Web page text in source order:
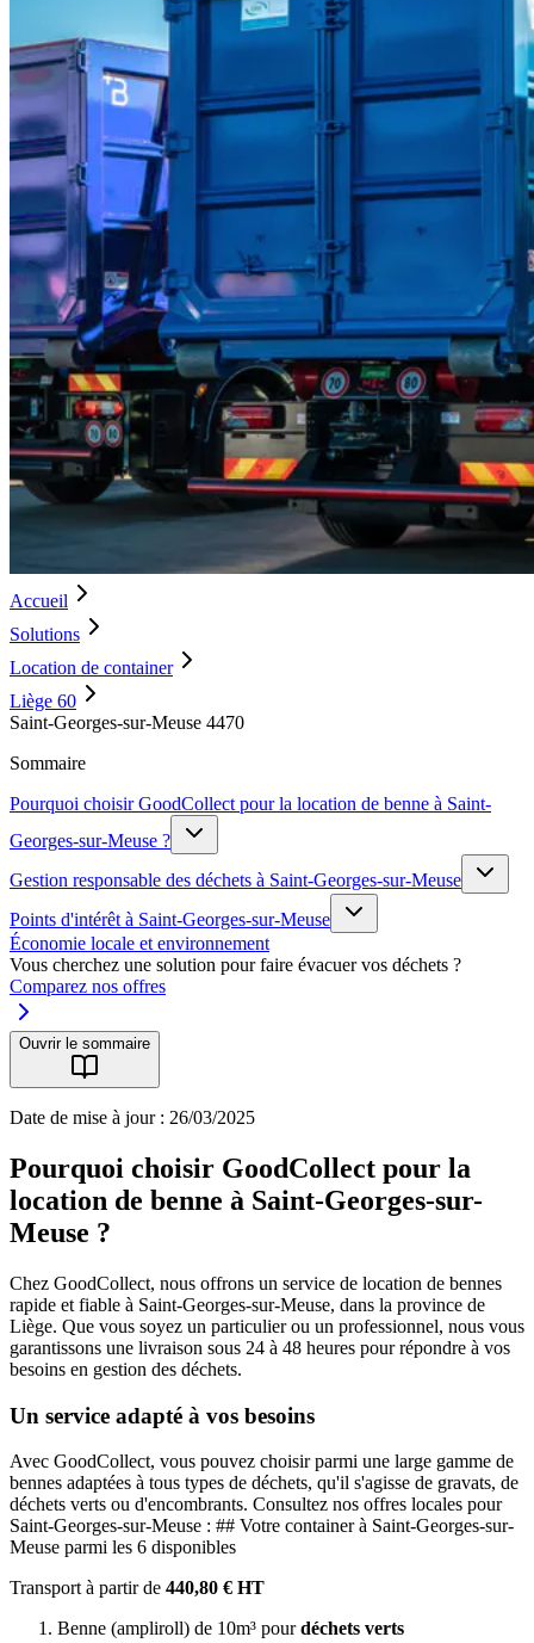
Accueil
Solutions
Location de container
Liège 60
Saint-Georges-sur-Meuse 4470
Sommaire
Pourquoi choisir GoodCollect pour la location de benne à Saint-
Georges-sur-Meuse ?
Gestion responsable des déchets à Saint-Georges-sur-Meuse
Points d'intérêt à Saint-Georges-sur-Meuse
Économie locale et environnement
Vous cherchez une solution pour faire évacuer vos déchets ?
Comparez nos offres
Ouvrir le sommaire
Date de mise à jour : 26/03/2025
Pourquoi choisir GoodCollect pour la
location de benne à Saint-Georges-sur-
Meuse ?
Chez GoodCollect, nous offrons un service de location de bennes
rapide et fiable à Saint-Georges-sur-Meuse, dans la province de
Liège. Que vous soyez un particulier ou un professionnel, nous vous
garantissons une livraison sous 24 à 48 heures pour répondre à vos
besoins en gestion des déchets.
Un service adapté à vos besoins
Avec GoodCollect, vous pouvez choisir parmi une large gamme de
bennes adaptées à tous types de déchets, qu'il s'agisse de gravats, de
déchets verts ou d'encombrants. Consultez nos offres locales pour
Saint-Georges-sur-Meuse : ## Votre container à Saint-Georges-sur-
Meuse parmi les 6 disponibles
Transport à partir de 440,80 € HT
Benne (ampliroll) de 10m³ pourdéchets verts